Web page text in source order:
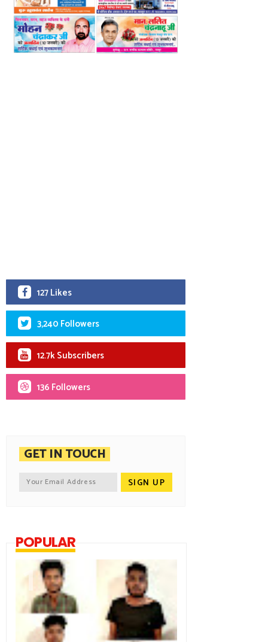
127 Likes
3,240 Followers
12.7k Subscribers
136 Followers
GET IN TOUCH
POPULAR